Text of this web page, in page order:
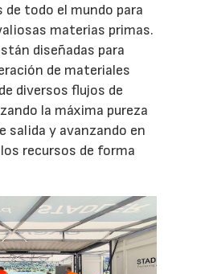
de todo el mundo para
materias primas.
diseñadas para
de materiales
diversos flujos de
la máxima pureza
salida y avanzando en
recursos de forma